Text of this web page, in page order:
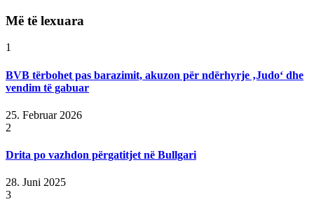
Më të lexuara
1
BVB tërbohet pas barazimit, akuzon për ndërhyrje ‚Judo‘ dhe
vendim të gabuar
25. Februar 2026
2
Drita po vazhdon përgatitjet në Bullgari
28. Juni 2025
3